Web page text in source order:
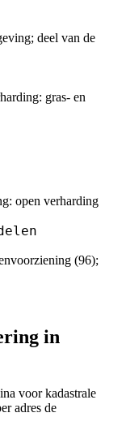
deel van de
gras- en
open verharding
(96);
in
voor kadastrale
adres de